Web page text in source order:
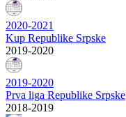
2020-2021
Kup Republike Srpske
2019-2020
2019-2020
Prva liga Republike Srpske
2018-2019